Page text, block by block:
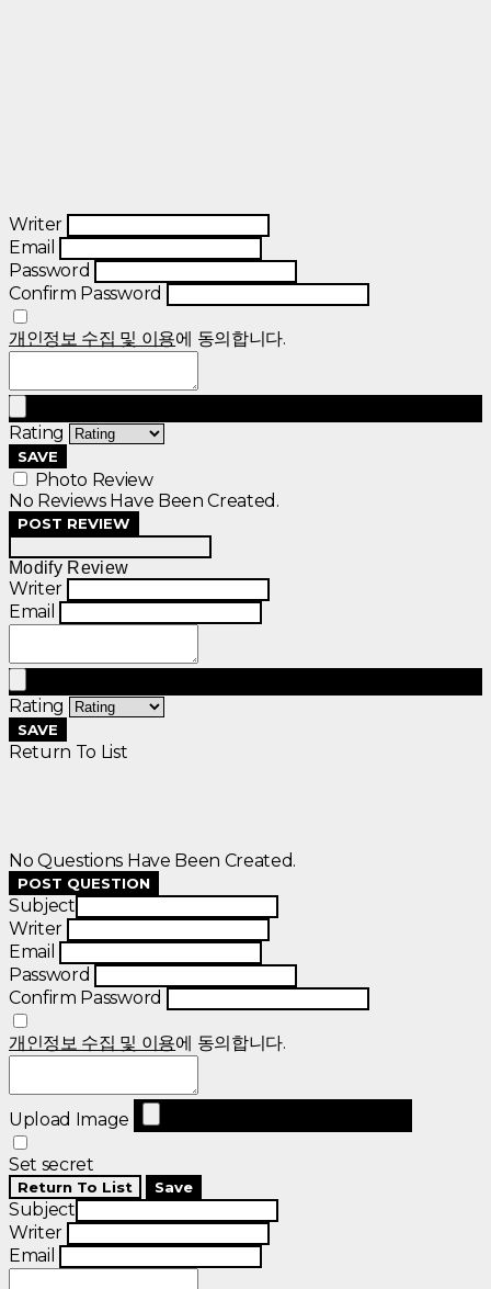
Writer
Email
Password
Confirm Password
개인정보 수집 및 이용에 동의합니다.
Rating
SAVE
Photo Review
No Reviews Have Been Created.
POST REVIEW
Modify Review
Writer
Email
Rating
SAVE
Return To List
No Questions Have Been Created.
POST QUESTION
Subject
Writer
Email
Password
Confirm Password
개인정보 수집 및 이용에 동의합니다.
Upload Image
Set secret
Return To List Save
Subject
Writer
Email